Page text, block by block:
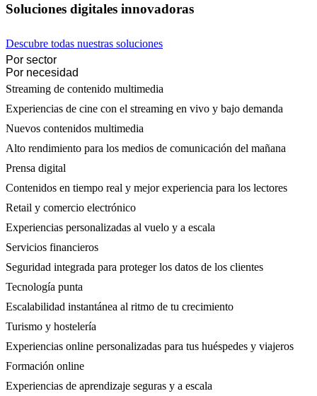
Soluciones digitales innovadoras
Descubre todas nuestras soluciones
Por sector
Por necesidad
Streaming de contenido multimedia
Experiencias de cine con el streaming en vivo y bajo demanda
Nuevos contenidos multimedia
Alto rendimiento para los medios de comunicación del mañana
Prensa digital
Contenidos en tiempo real y mejor experiencia para los lectores
Retail y comercio electrónico
Experiencias personalizadas al vuelo y a escala
Servicios financieros
Seguridad integrada para proteger los datos de los clientes
Tecnología punta
Escalabilidad instantánea al ritmo de tu crecimiento
Turismo y hostelería
Experiencias online personalizadas para tus huéspedes y viajeros
Formación online
Experiencias de aprendizaje seguras y a escala